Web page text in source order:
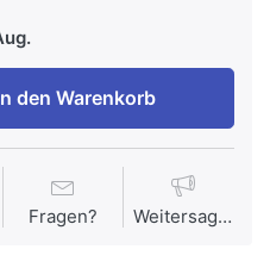
den Warenkorb
Fragen? Weitersagen